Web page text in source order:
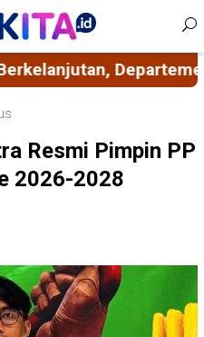
Gandeng Pemkab
Resmi Pimpin PP
2026-2028